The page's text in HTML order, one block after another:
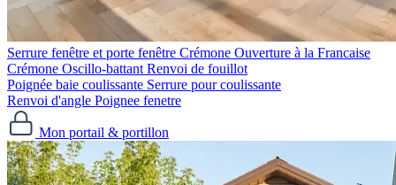
Serrure fenêtre et porte fenêtre Crémone Ouverture à la Francaise
Crémone Oscillo-battant Renvoi de fouillot
Poignée baie coulissante Serrure pour coulissante
Renvoi d'angle Poignee fenetre
Mon portail & portillon